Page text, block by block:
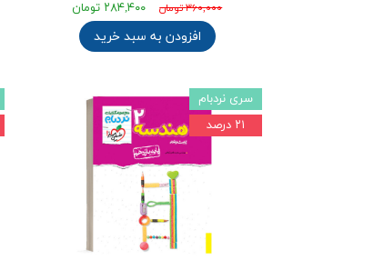
۳۶۰,۰۰۰ تومان ۲۸۴,۴۰۰ تومان
افزودن به سبد خرید
سری نردبام
۲۱ درصد